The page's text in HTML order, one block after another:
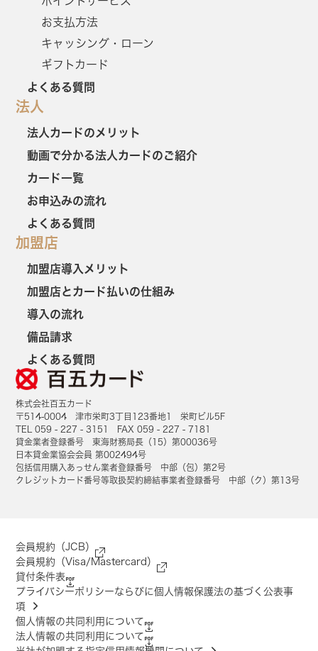
お支払方法
キャッシング・ローン
ギフトカード
よくある質問
法人
法人カードのメリット
動画で分かる法人カードのご紹介
カード一覧
お申込みの流れ
よくある質問
加盟店
加盟店導入メリット
加盟店とカード払いの仕組み
導入の流れ
備品請求
よくある質問
株式会社百五カード
〒514-0004 津市栄町3丁目123番地1 栄町ビル5F
TEL 059 - 227 - 3151 FAX 059 - 227 - 7181
貸金業者登録番号 東海財務局長（15）第00036号
日本貸金業協会会員 第002494号
包括信用購入あっせん業者登録番号 中部（包）第2号
クレジットカード番号等取扱契約締結事業者登録番号 中部（ク）第13号
会員規約（JCB）
会員規約（Visa/Mastercard）
貸付条件表
プライバシーポリシーならびに個人情報保護法の基づく公表事
項
個人情報の共同利用について
法人情報の共同利用について